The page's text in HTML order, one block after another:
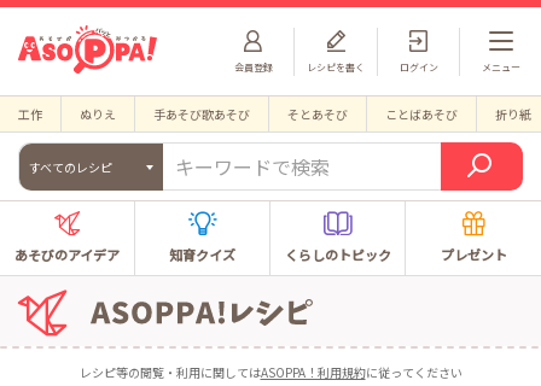
会員登録 ログイン
レシピを書く メニュー
工作 ぬりえ 手あそび歌あそび そとあそび ことばあそび 折り紙
すべてのレシピ
あそびのアイデア 知育クイズ くらしのトピック プレゼント
レシピ等の閲覧・利用に関してはASOPPA！利用規約に従ってください